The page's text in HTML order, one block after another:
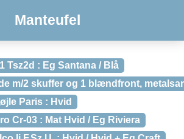
Manteufel
Tsz2d : Eg Santana / Blå
m/2 skuffer og 1 blændfront,
Paris : Hvid
Cr-03 : Mat Hvid / Eg Riviera